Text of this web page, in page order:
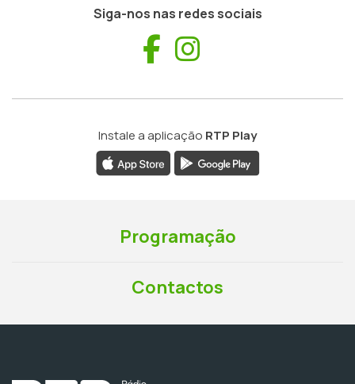
Siga-nos nas redes sociais
Facebook
Instale a aplicação RTP Play
Programação
Contactos